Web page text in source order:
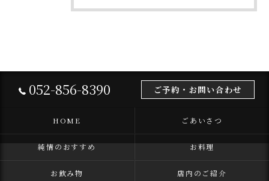
052-856-8390 ご予約・お問い合わせ
HOME ごあいさつ
純情のおすすめ お料理
お飲み物 店内のご紹介